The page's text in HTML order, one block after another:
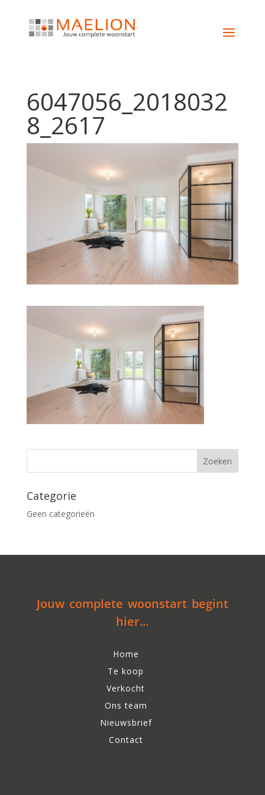
6047056_2018032
8_2617
Categorie
Geen categorieën
Jouw complete woonstart begint
hier...
Home
Te koop
Verkocht
Ons team
Nieuwsbrief
Contact